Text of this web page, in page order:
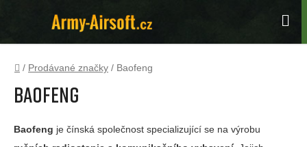
Domů
/ Prodávané značky / Baofeng
Baofeng
Baofeng je čínská společnost specializující se na výrobu